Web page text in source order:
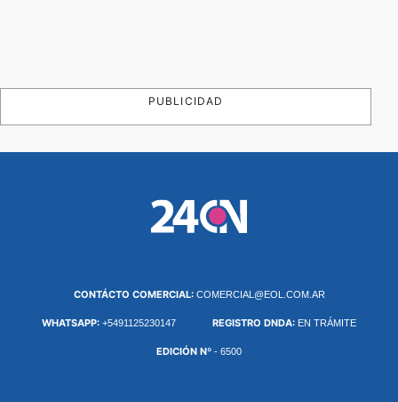
PUBLICIDAD
CONTÁCTO COMERCIAL: COMERCIAL@EOL.COM.AR
WHATSAPP: +5491125230147 REGISTRO DNDA: EN TRÁMITE
EDICIÓN Nº - 6500